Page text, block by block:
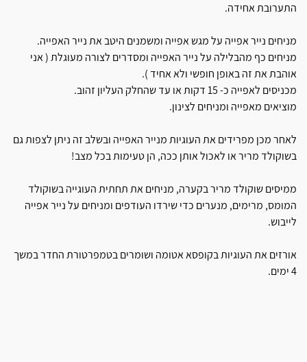
התערובת אחידה.
מניחים נייר אפייה על מגש אפייה ומשמנים היטב את נייר האפייה.
מניחים כף מהבלילה על נייר האפייה ומסדרים לצורה מעוגלת ( אני
אוהבת את זה באופן חופשי ולא אחיד ).
מכניסים לאפייה כ- 15 דקות או עד שהחלק העליון זהוב.
מוציאים מאפייה ומניחים לצינון.
לאחר מכן מפרידים את העוגיות מנייר האפייה ובשלב זה ניתן לצפות גם
בשוקולד מריר או לאכול אותן ככה, הן טעימות בכל מצב!
ממיסים שוקולד מריר בקערה, מניחים את תחתית העוגייה בשוקולד
המומס, מרימים, מנערים כדי שירדו העודפים ומניחים על נייר אפייה
לייבוש.
אורזים את העוגיות בקופסא אטומה ושומרים בטמפרטורת החדר במשך
4 ימים.